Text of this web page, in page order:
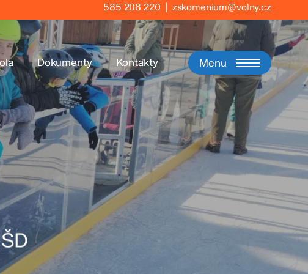
585 208 220 | zskomenium@volny.cz
Dokumenty Kontakty Menu